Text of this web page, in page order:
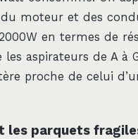
moteur et des
en termes de
aspirateurs de A à
proche de celui
les parquets